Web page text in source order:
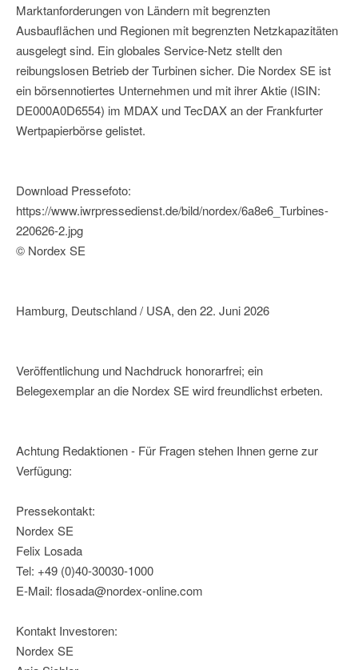
Marktanforderungen von Ländern mit begrenzten
Ausbauflächen und Regionen mit begrenzten Netzkapazitäten
ausgelegt sind. Ein globales Service-Netz stellt den
reibungslosen Betrieb der Turbinen sicher. Die Nordex SE ist
ein börsennotiertes Unternehmen und mit ihrer Aktie (ISIN:
DE000A0D6554) im MDAX und TecDAX an der Frankfurter
Wertpapierbörse gelistet.
Download Pressefoto:
https://www.iwrpressedienst.de/bild/nordex/6a8e6_Turbines-
220626-2.jpg
© Nordex SE
Hamburg, Deutschland / USA, den 22. Juni 2026
Veröffentlichung und Nachdruck honorarfrei; ein
Belegexemplar an die Nordex SE wird freundlichst erbeten.
Achtung Redaktionen - Für Fragen stehen Ihnen gerne zur
Verfügung:
Pressekontakt:
Nordex SE
Felix Losada
Tel: +49 (0)40-30030-1000
E-Mail: flosada@nordex-online.com
Kontakt Investoren:
Nordex SE